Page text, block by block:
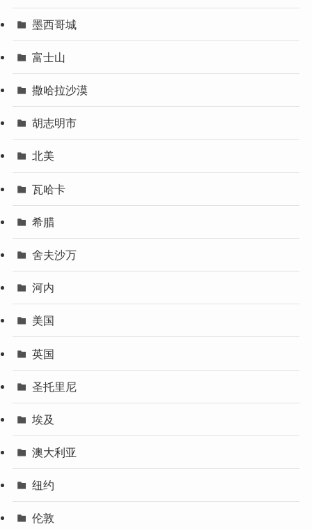
墨西哥城
富士山
撒哈拉沙漠
胡志明市
北美
瓦哈卡
希腊
舍夫沙万
河内
美国
英国
圣托里尼
埃及
澳大利亚
纽约
伦敦